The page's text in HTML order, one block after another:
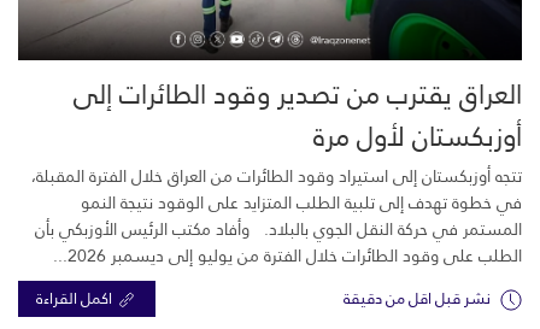
العراق يقترب من تصدير وقود الطائرات إلى
أوزبكستان لأول مرة
تتجه أوزبكستان إلى استيراد وقود الطائرات من العراق خلال الفترة المقبلة،
في خطوة تهدف إلى تلبية الطلب المتزايد على الوقود نتيجة النمو
المستمر في حركة النقل الجوي بالبلاد. وأفاد مكتب الرئيس الأوزبكي بأن
الطلب على وقود الطائرات خلال الفترة من يوليو إلى ديسمبر 2026...
نشر قبل اقل من دقيقة اكمل القراءة